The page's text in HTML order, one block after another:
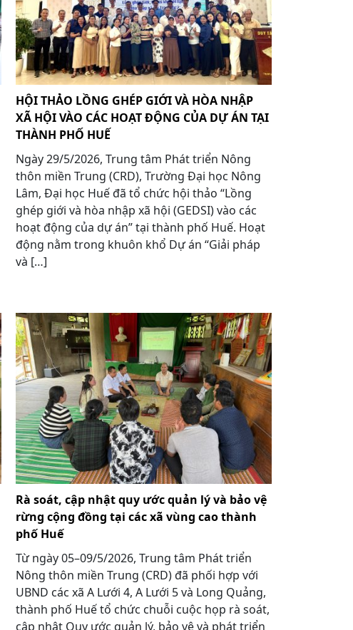
HỘI THẢO LỒNG GHÉP GIỚI VÀ HÒA NHẬP
XÃ HỘI VÀO CÁC HOẠT ĐỘNG CỦA DỰ ÁN TẠI
THÀNH PHỐ HUẾ
Ngày 29/5/2026, Trung tâm Phát triển Nông
thôn miền Trung (CRD), Trường Đại học Nông
Lâm, Đại học Huế đã tổ chức hội thảo “Lồng
ghép giới và hòa nhập xã hội (GEDSI) vào các
hoạt động của dự án” tại thành phố Huế. Hoạt
động nằm trong khuôn khổ Dự án “Giải pháp
và […]
Rà soát, cập nhật quy ước quản lý và bảo vệ
rừng cộng đồng tại các xã vùng cao thành
phố Huế
Từ ngày 05–09/5/2026, Trung tâm Phát triển
Nông thôn miền Trung (CRD) đã phối hợp với
UBND các xã A Lưới 4, A Lưới 5 và Long Quảng,
thành phố Huế tổ chức chuỗi cuộc họp rà soát,
cập nhật Quy ước quản lý, bảo vệ và phát triển